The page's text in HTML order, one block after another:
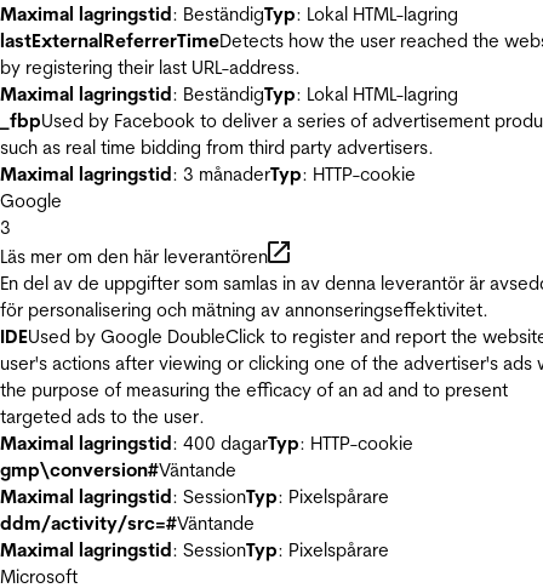
Maximal lagringstid: BeständigTyp: Lokal HTML-lagring
lastExternalReferrerTimeDetects how the user reached the
by registering their last URL-address.
Maximal lagringstid: BeständigTyp: Lokal HTML-lagring
_fbpUsed by Facebook to deliver a series of advertisement
such as real time bidding from third party advertisers.
Maximal lagringstid: 3 månaderTyp: HTTP-cookie
Google
3
Läs mer om den här leverantören
En del av de uppgifter som samlas in av denna leverantör är
för personalisering och mätning av annonseringseffektivitet.
IDEUsed by Google DoubleClick to register and report the
user's actions after viewing or clicking one of the advertiser's ads
the purpose of measuring the efficacy of an ad and to present
targeted ads to the user.
Maximal lagringstid: 400 dagarTyp: HTTP-cookie
gmp\conversion#Väntande
Maximal lagringstid: SessionTyp: Pixelspårare
ddm/activity/src=#Väntande
Maximal lagringstid: SessionTyp: Pixelspårare
Microsoft